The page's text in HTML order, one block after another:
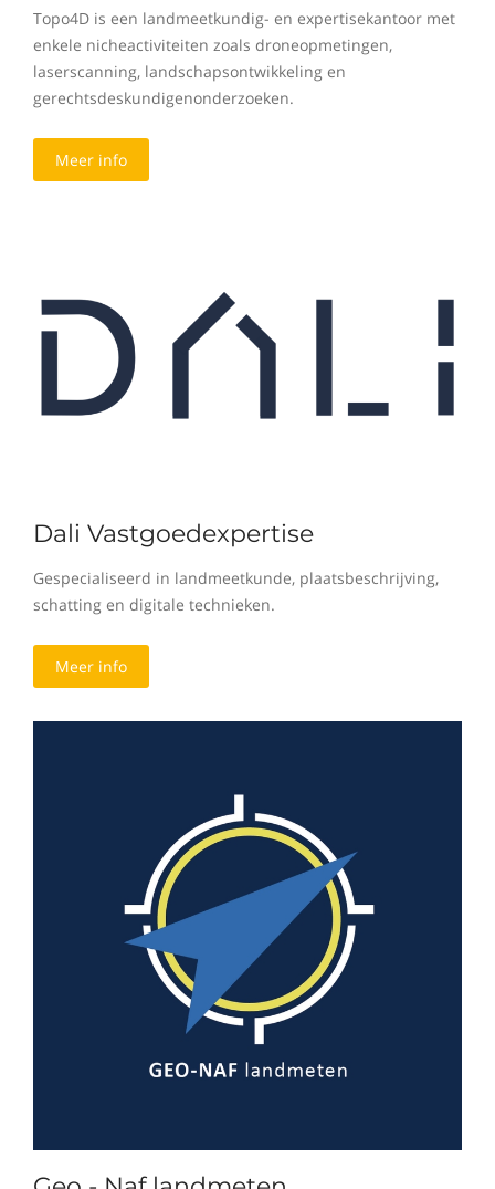
Topo4D is een landmeetkundig- en expertisekantoor met
enkele nicheactiviteiten zoals droneopmetingen,
laserscanning, landschapsontwikkeling en
gerechtsdeskundigenonderzoeken.
Meer info
Dali Vastgoedexpertise
Gespecialiseerd in landmeetkunde, plaatsbeschrijving,
schatting en digitale technieken.
Meer info